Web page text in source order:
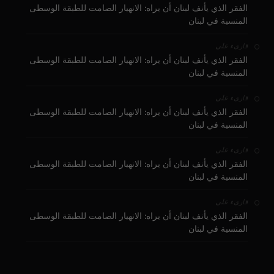
الفقر الذي يأنف لبنان أن يراه: الانهيار الصامت للطبقة الوسطى
المنسية في لبنان
قارىء على
الفقر الذي يأنف لبنان أن يراه: الانهيار الصامت للطبقة الوسطى
المنسية في لبنان
قارىء على
الفقر الذي يأنف لبنان أن يراه: الانهيار الصامت للطبقة الوسطى
المنسية في لبنان
قارىء على
الفقر الذي يأنف لبنان أن يراه: الانهيار الصامت للطبقة الوسطى
المنسية في لبنان
قارىء على
الفقر الذي يأنف لبنان أن يراه: الانهيار الصامت للطبقة الوسطى
المنسية في لبنان